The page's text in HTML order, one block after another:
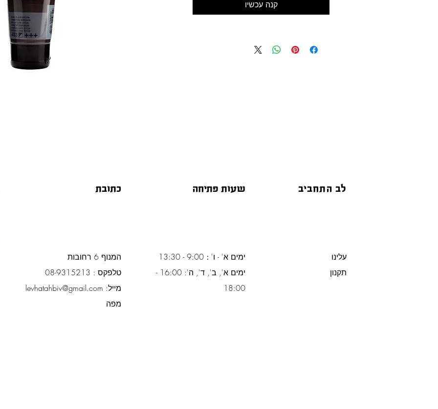
קנה עכשיו
כתובת שעות פתיחה לב התחביב
המנוף 6 רחובות
טלפקס : 08-9315213
מייל: levhatahbiv@gmail.com
מפה
ימים א' - ו' :
ימים א', ב', ד', ה': 16:00 -
18:00
עלינו
תקנון